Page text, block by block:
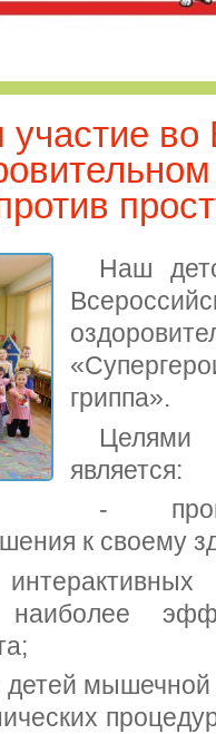
во
Наш
гриппа».
является:
-
к своему